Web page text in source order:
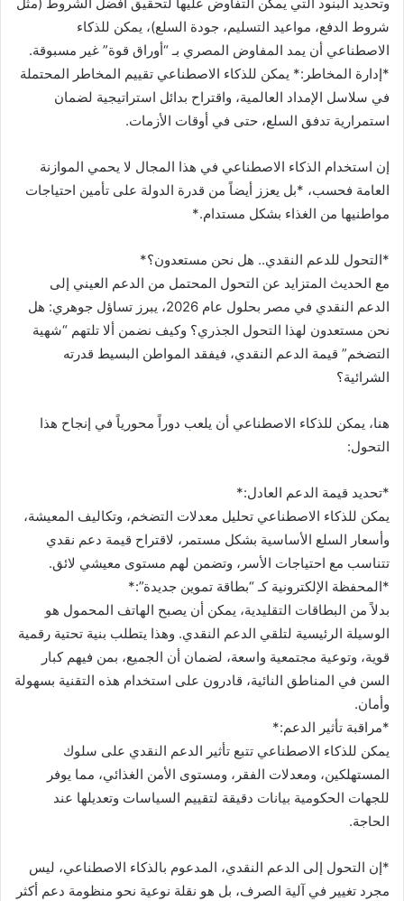
شروط الدفع، مواعيد التسليم، جودة السلع)، يمكن للذكاء
الاصطناعي أن يمد المفاوض المصري بـ “أوراق قوة” غير مسبوقة.
*إدارة المخاطر:* يمكن للذكاء الاصطناعي تقييم المخاطر المحتملة
في سلاسل الإمداد العالمية، واقتراح بدائل استراتيجية لضمان
استمرارية تدفق السلع، حتى في أوقات الأزمات.
إن استخدام الذكاء الاصطناعي في هذا المجال لا يحمي الموازنة
العامة فحسب، *بل يعزز أيضاً من قدرة الدولة على تأمين احتياجات
مواطنيها من الغذاء بشكل مستدام.*
*التحول للدعم النقدي.. هل نحن مستعدون؟*
مع الحديث المتزايد عن التحول المحتمل من الدعم العيني إلى
الدعم النقدي في مصر بحلول عام 2026، يبرز تساؤل جوهري: هل
نحن مستعدون لهذا التحول الجذري؟ وكيف نضمن ألا تلتهم “شهية
التضخم” قيمة الدعم النقدي، فيفقد المواطن البسيط قدرته
الشرائية؟
هنا، يمكن للذكاء الاصطناعي أن يلعب دوراً محورياً في إنجاح هذا
التحول:
*تحديد قيمة الدعم العادل:*
يمكن للذكاء الاصطناعي تحليل معدلات التضخم، وتكاليف المعيشة،
وأسعار السلع الأساسية بشكل مستمر، لاقتراح قيمة دعم نقدي
تتناسب مع احتياجات الأسر، وتضمن لهم مستوى معيشي لائق.
*المحفظة الإلكترونية كـ “بطاقة تموين جديدة”:*
بدلاً من البطاقات التقليدية، يمكن أن يصبح الهاتف المحمول هو
الوسيلة الرئيسية لتلقي الدعم النقدي. وهذا يتطلب بنية تحتية رقمية
قوية، وتوعية مجتمعية واسعة، لضمان أن الجميع، بمن فيهم كبار
السن في المناطق النائية، قادرون على استخدام هذه التقنية بسهولة
وأمان.
*مراقبة تأثير الدعم:*
يمكن للذكاء الاصطناعي تتبع تأثير الدعم النقدي على سلوك
المستهلكين، ومعدلات الفقر، ومستوى الأمن الغذائي، مما يوفر
للجهات الحكومية بيانات دقيقة لتقييم السياسات وتعديلها عند
الحاجة.
*إن التحول إلى الدعم النقدي، المدعوم بالذكاء الاصطناعي، ليس
مجرد تغيير في آلية الصرف، بل هو نقلة نوعية نحو منظومة دعم أكثر